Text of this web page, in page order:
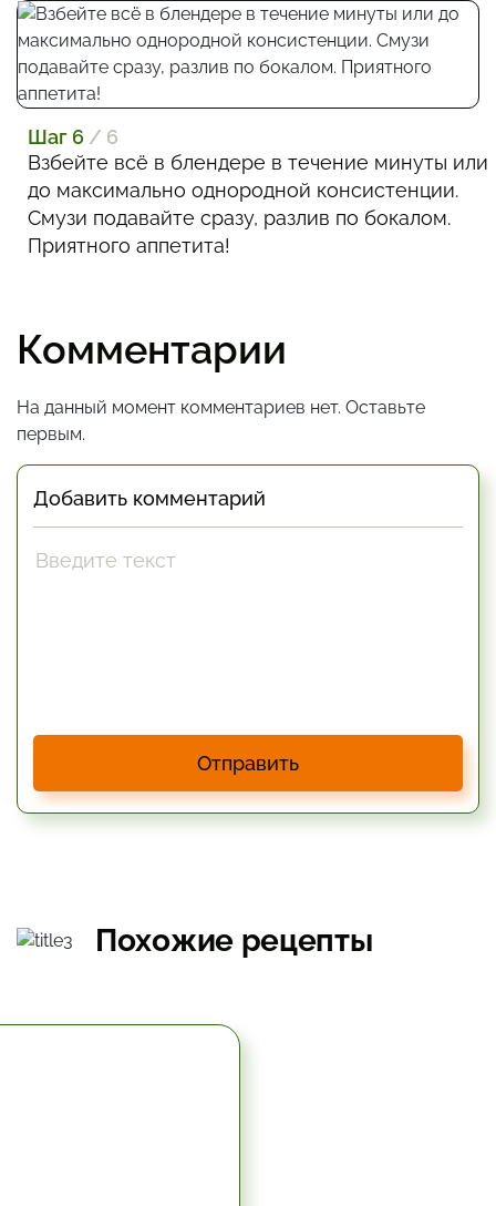
Шаг 6 / 6
Взбейте всё в блендере в течение минуты или
до максимально однородной консистенции.
Смузи подавайте сразу, разлив по бокалом.
Приятного аппетита!
Комментарии
На данный момент комментариев нет. Оставьте
первым.
Добавить комментарий
Отправить
Похожие рецепты